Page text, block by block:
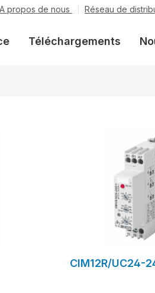
A propos de nous Réseau de
Téléchargements
CIM12R/UC24-